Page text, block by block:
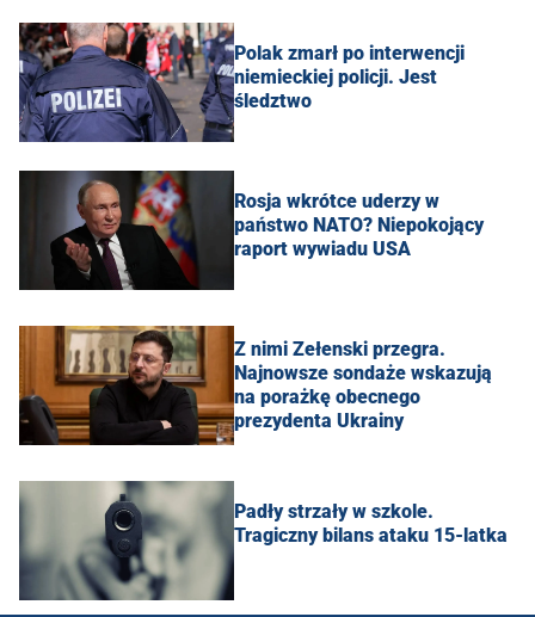
Polak zmarł po interwencji
niemieckiej policji. Jest
śledztwo
Rosja wkrótce uderzy w
państwo NATO? Niepokojący
raport wywiadu USA
Z nimi Zełenski przegra.
Najnowsze sondaże wskazują
na porażkę obecnego
prezydenta Ukrainy
Padły strzały w szkole.
Tragiczny bilans ataku 15-latka